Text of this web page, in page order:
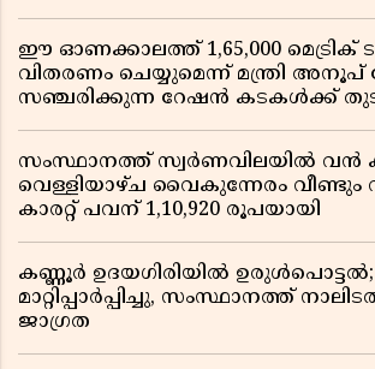
ഈ ഓണക്കാലത്ത് 1,65,000 മെട്രിക്
വിതരണം ചെയ്യുമെന്ന് മന്ത്രി
സഞ്ചരിക്കുന്ന റേഷൻ കടകൾക്ക്
സംസ്ഥാനത്ത് സ്വർണവിലയിൽ വൻ
വെള്ളിയാഴ്ച വൈകുന്നേരം വീണ്ടും
കാരറ്റ് പവന് 1,10,920 രൂപയായി
കണ്ണൂർ ഉദയഗിരിയിൽ
മാറ്റിപ്പാർപ്പിച്ചു, സംസ്ഥാനത്ത്
ജാഗ്രത